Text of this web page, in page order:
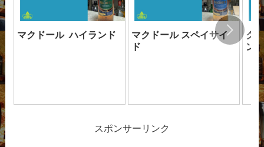
マクドール ハイランド
マクドール スペイサイ
ド
ク
ン
スポンサーリンク